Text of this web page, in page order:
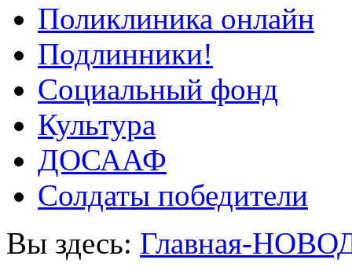
Поликлиника онлайн
Подлинники!
Социальный фонд
Культура
ДОСААФ
Солдаты победители
Вы здесь: Главная-